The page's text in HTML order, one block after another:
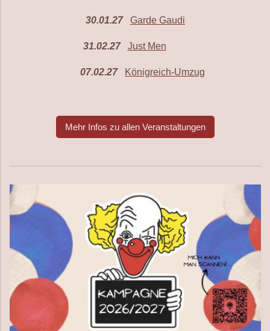
30.01.27 Garde Gaudi
31.02.27 Just Men
07.02.27 Königreich-Umzug
Mehr Infos zu allen Veranstaltungen